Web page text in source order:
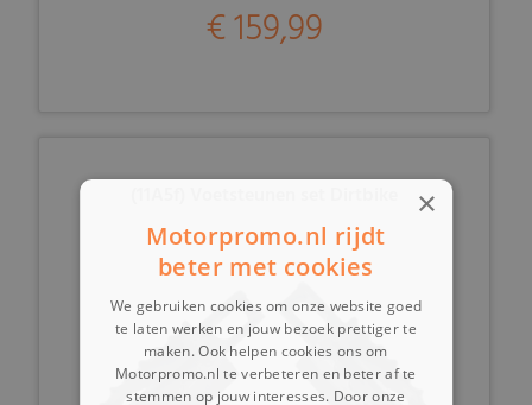
€ 159,99
×
Motorpromo.nl rijdt
beter met cookies
We gebruiken cookies om onze website goed
te laten werken en jouw bezoek prettiger te
maken. Ook helpen cookies ons om
Motorpromo.nl te verbeteren en beter af te
stemmen op jouw interesses. Door onze